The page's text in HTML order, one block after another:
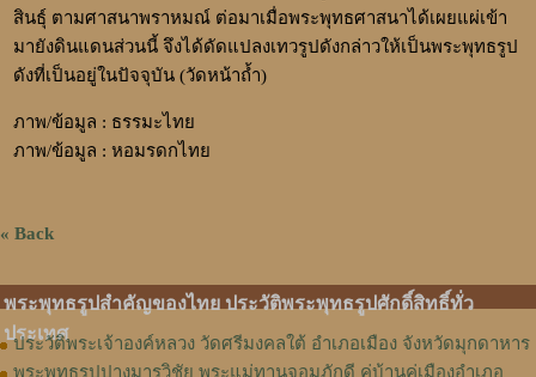
สินธุ์ ตามศาสนาพราหมณ์ ต่อมาเมื่อพระพุทธศาสนาได้เผยแผ่เข้า
มายังดินแดนส่วนนี้ จึงได้ดัดแปลงเทวรูปดังกล่าวให้เป็นพระพุทธรูป
ดังที่เป็นอยู่ในปัจจุบัน(วัดหน้าถ้ำ)
ภาพ/ข้อมูล : ธรรมะไทย
ภาพ/ข้อมูล : หอมรดกไทย
« Back
พระพุทธรูปสำคัญของไทย ประวัติพระพุทธรูปศักดิ์สิทธิ์ทั่ว
ประเทศ
ประวัติพระเจ้าองค์หลวง วัดศรีมงคลใต้ อำเภอเมือง จังหวัดมุกดาหาร
พระพุทธรูปปางมารวิชัย พระแม่ทานจอมภักดี คู่บ้านคู่เมืองอำเภอ